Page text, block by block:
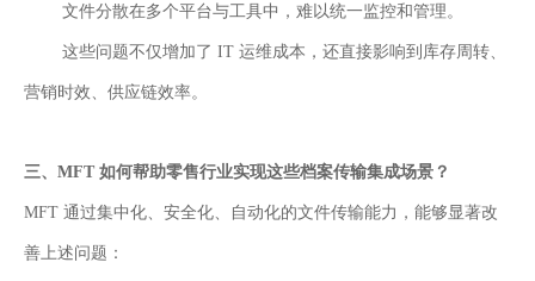
文件分散在多个平台与工具中，难以统一监控和管理。
这些问题不仅增加了 IT 运维成本，还直接影响到库存周转、
营销时效、供应链效率。
三、 MFT 如何帮助零售行业实现这些档案传输集成场景？
MFT 通过集中化、安全化、自动化的文件传输能力，能够显著改
善上述问题：